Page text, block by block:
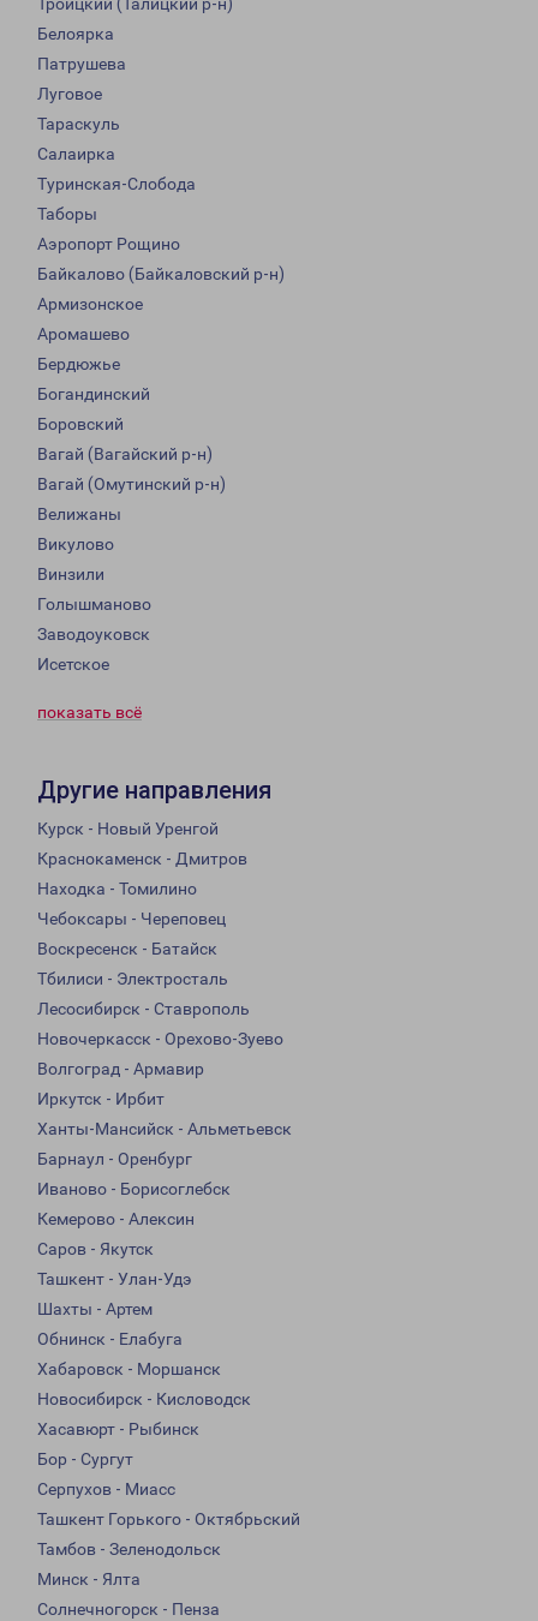
Троицкий (Талицкий р-н)
Белоярка
Патрушева
Луговое
Тараскуль
Салаирка
Туринская-Слобода
Таборы
Аэропорт Рощино
Байкалово (Байкаловский р-н)
Армизонское
Аромашево
Бердюжье
Богандинский
Боровский
Вагай (Вагайский р-н)
Вагай (Омутинский р-н)
Велижаны
Викулово
Винзили
Голышманово
Заводоуковск
Исетское
показать всё
Другие направления
Курск - Новый Уренгой
Краснокаменск - Дмитров
Находка - Томилино
Чебоксары - Череповец
Воскресенск - Батайск
Тбилиси - Электросталь
Лесосибирск - Ставрополь
Новочеркасск - Орехово-Зуево
Волгоград - Армавир
Иркутск - Ирбит
Ханты-Мансийск - Альметьевск
Барнаул - Оренбург
Иваново - Борисоглебск
Кемерово - Алексин
Саров - Якутск
Ташкент - Улан-Удэ
Шахты - Артем
Обнинск - Елабуга
Хабаровск - Моршанск
Новосибирск - Кисловодск
Хасавюрт - Рыбинск
Бор - Сургут
Серпухов - Миасс
Ташкент Горького - Октябрьский
Тамбов - Зеленодольск
Минск - Ялта
Солнечногорск - Пенза